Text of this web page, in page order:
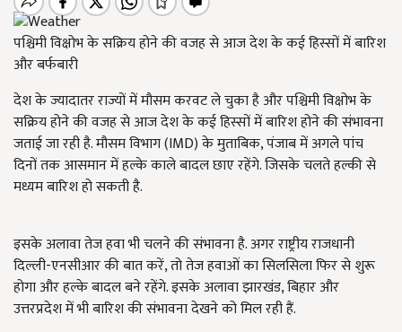
पश्चिमी विक्षोभ के सक्रिय होने की वजह से आज देश के कई हिस्सों में बारिश
और बर्फबारी
देश के ज्यादातर राज्यों में मौसम करवट ले चुका है और पश्चिमी विक्षोभ के
सक्रिय होने की वजह से आज देश के कई हिस्सों में बारिश होने की संभावना
जताई जा रही है. मौसम विभाग (IMD) के मुताबिक, पंजाब में अगले पांच
दिनों तक आसमान में हल्के काले बादल छाए रहेंगे. जिसके चलते हल्की से
मध्यम बारिश हो सकती है.
इसके अलावा तेज हवा भी चलने की संभावना है. अगर राष्ट्रीय राजधानी
दिल्ली-एनसीआर की बात करें, तो तेज हवाओं का सिलसिला फिर से शुरू
होगा और हल्के बादल बने रहेंगे. इसके अलावा झारखंड, बिहार और
उत्तरप्रदेश में भी बारिश की संभावना देखने को मिल रही हैं.